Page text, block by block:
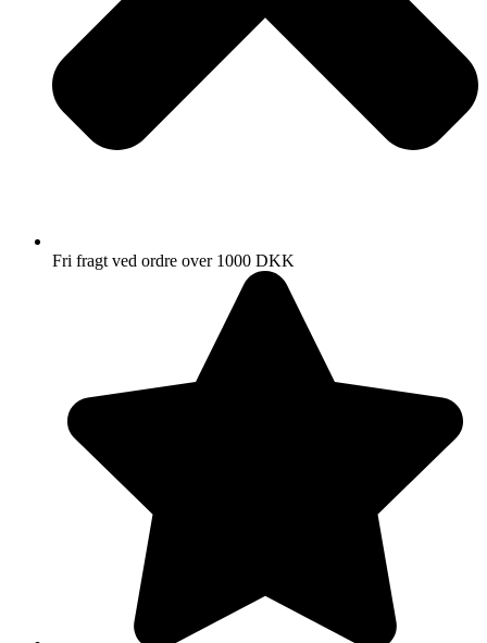
Fri fragt ved ordre over 1000 DKK